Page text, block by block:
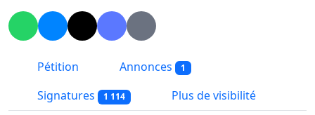
Pétition Annonces 1
Signatures 1 114 Plus de visibilité